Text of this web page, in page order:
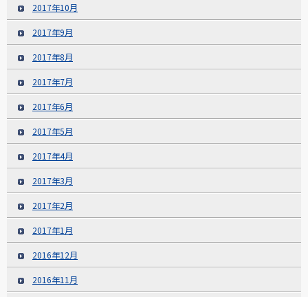
2017年10月
2017年9月
2017年8月
2017年7月
2017年6月
2017年5月
2017年4月
2017年3月
2017年2月
2017年1月
2016年12月
2016年11月